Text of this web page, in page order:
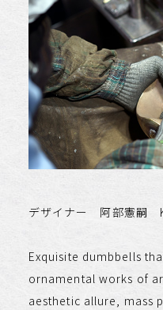
デザイナー 阿部憲嗣
Exquisite dumbbells
ornamental works of
aesthetic allure, mass